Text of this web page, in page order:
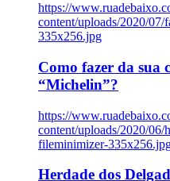
https://
content/uploads/2020/07/
335x256.jpg
Como fazer da sua
“Michelin”?
https://
content/uploads/2020/06/
fileminimizer-
Herdade dos